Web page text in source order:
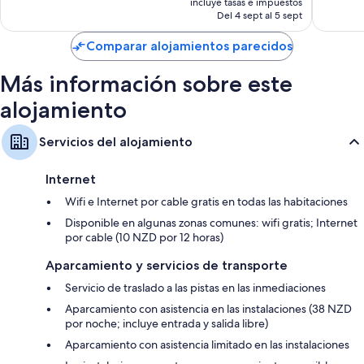
actual
de
171 €
Del 4 sept al 5 sept
Comparar alojamientos parecidos
Más información sobre este
alojamiento
Servicios del alojamiento
Internet
Wifi e Internet por cable gratis en todas las habitaciones
Disponible en algunas zonas comunes: wifi gratis; Internet
por cable (10 NZD por 12 horas)
Aparcamiento y servicios de transporte
Servicio de traslado a las pistas en las inmediaciones
Aparcamiento con asistencia en las instalaciones (38 NZD
por noche; incluye entrada y salida libre)
Aparcamiento con asistencia limitado en las instalaciones